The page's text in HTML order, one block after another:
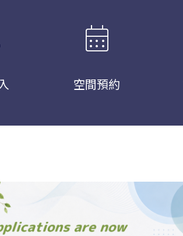
calendar_month
空間預約